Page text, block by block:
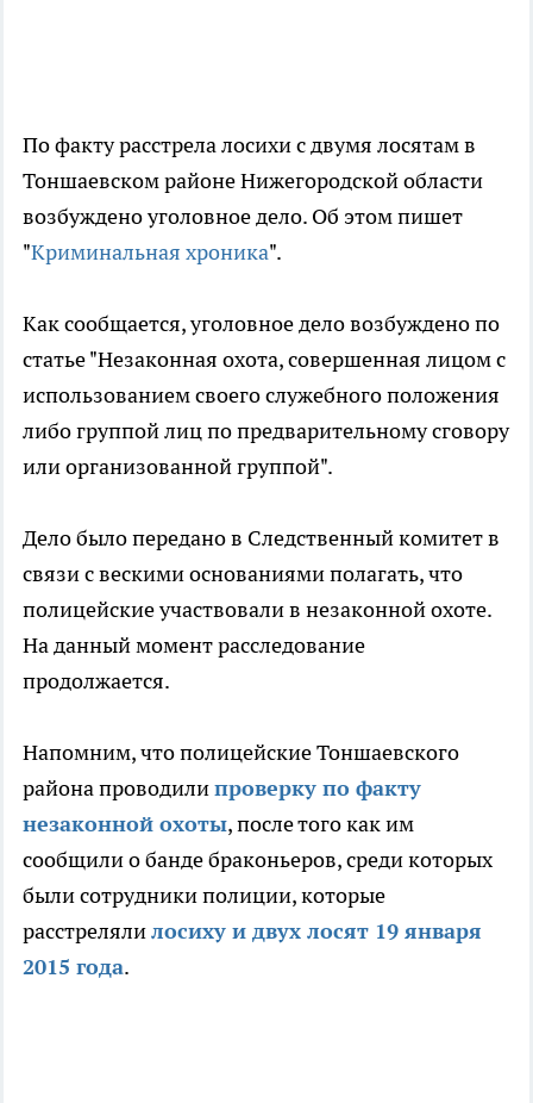
По факту расстрела лосихи с двумя лосятам в
Тоншаевском районе Нижегородской области
возбуждено уголовное дело. Об этом пишет
"Криминальная хроника".
Как сообщается, уголовное дело возбуждено по
статье "Незаконная охота, совершенная лицом с
использованием своего служебного положения
либо группой лиц по предварительному сговору
или организованной группой".
Дело было передано в Следственный комитет в
связи с вескими основаниями полагать, что
полицейские участвовали в незаконной охоте.
На данный момент расследование
продолжается.
Напомним, что полицейские Тоншаевского
района проводилипроверку по факту
незаконной охоты, после того как им
сообщили о банде браконьеров, среди которых
были сотрудники полиции, которые
расстрелялилосиху и двух лосят 19 января
2015 года.